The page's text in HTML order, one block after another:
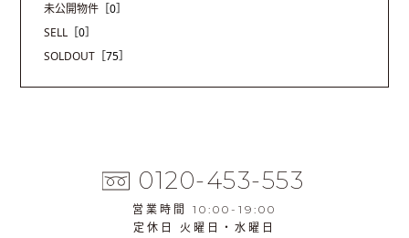
未公開物件 ［0］
SELL ［0］
SOLDOUT ［75］
0120-453-553
営業時間 10:00-19:00
定休日 火曜日・水曜日